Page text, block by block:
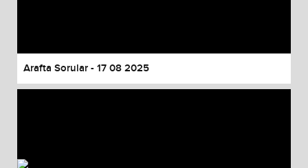
Arafta Sorular - 17 08 2025